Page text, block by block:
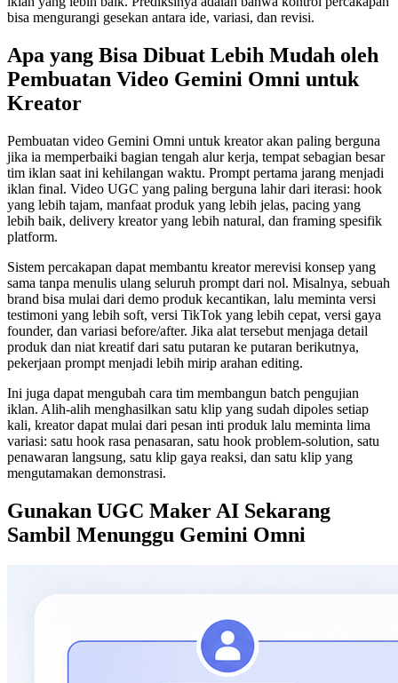
bisa mengurangi gesekan antara ide, variasi, dan revisi.
Apa yang Bisa Dibuat Lebih Mudah oleh
Pembuatan Video Gemini Omni untuk
Kreator
Pembuatan video Gemini Omni untuk kreator akan paling berguna
jika ia memperbaiki bagian tengah alur kerja, tempat sebagian besar
tim iklan saat ini kehilangan waktu. Prompt pertama jarang menjadi
iklan final. Video UGC yang paling berguna lahir dari iterasi: hook
yang lebih tajam, manfaat produk yang lebih jelas, pacing yang
lebih baik, delivery kreator yang lebih natural, dan framing spesifik
platform.
Sistem percakapan dapat membantu kreator merevisi konsep yang
sama tanpa menulis ulang seluruh prompt dari nol. Misalnya, sebuah
brand bisa mulai dari demo produk kecantikan, lalu meminta versi
testimoni yang lebih soft, versi TikTok yang lebih cepat, versi gaya
founder, dan variasi before/after. Jika alat tersebut menjaga detail
produk dan niat kreatif dari satu putaran ke putaran berikutnya,
pekerjaan prompt menjadi lebih mirip arahan editing.
Ini juga dapat mengubah cara tim membangun batch pengujian
iklan. Alih-alih menghasilkan satu klip yang sudah dipoles setiap
kali, kreator dapat mulai dari pesan inti produk lalu meminta lima
variasi: satu hook rasa penasaran, satu hook problem-solution, satu
penawaran langsung, satu klip gaya reaksi, dan satu klip yang
mengutamakan demonstrasi.
Gunakan UGC Maker AI Sekarang
Sambil Menunggu Gemini Omni